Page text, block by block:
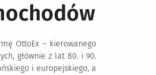
OttoEx – kierowanego
głównie z lat 80. i 90.
i europejskiego, a